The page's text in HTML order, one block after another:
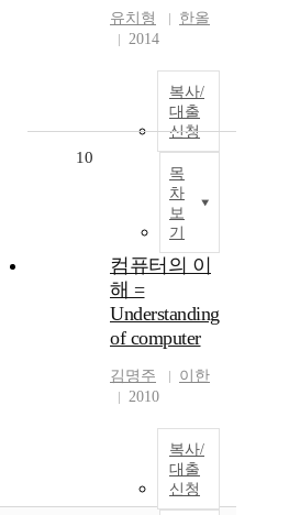
유치형
한올
2014
복사/
대출
신청
목
차
보
기
10
컴퓨터의 이
해 =
Understanding
of computer
김명주
이한
2010
복사/
대출
신청